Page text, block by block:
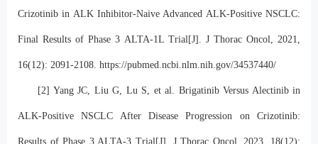
Crizotinib in ALK Inhibitor-Naive Advanced ALK-Positive NSCLC:
Final Results of Phase 3 ALTA-1L Trial[J]. J Thorac Oncol, 2021,
16(12): 2091-2108. https://pubmed.ncbi.nlm.nih.gov/34537440/
[2] Yang JC, Liu G, Lu S, et al. Brigatinib Versus Alectinib in
ALK-Positive NSCLC After Disease Progression on Crizotinib:
Results of Phase 3 ALTA-3 Trial[J]. J Thorac Oncol, 2023, 18(12):